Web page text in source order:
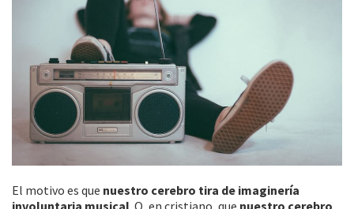
El motivo es que nuestro cerebro tira de imaginería